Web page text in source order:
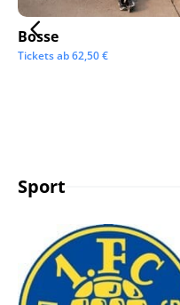
Bosse
Tickets ab62,50€
Sport